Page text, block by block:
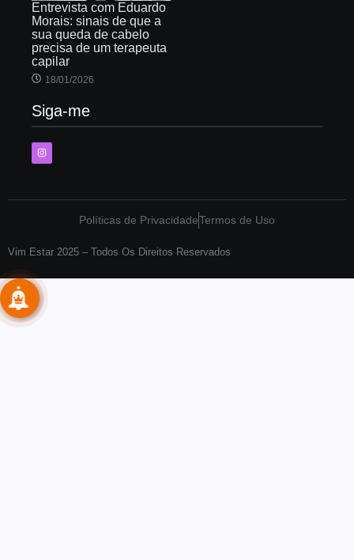
Entrevista com Eduardo
Morais: sinais de que a
sua queda de cabelo
precisa de um terapeuta
capilar
18/01/2026
Siga-me
Políticas de PrivacidadeTermos de Uso
Vim Estar 2025 – Todos Os Direitos Reservados